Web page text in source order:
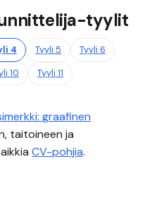
-tyylit
4 Tyyli 5 Tyyli 6
10 Tyyli 11
graafinen
taitoineen ja
CV-pohjia.